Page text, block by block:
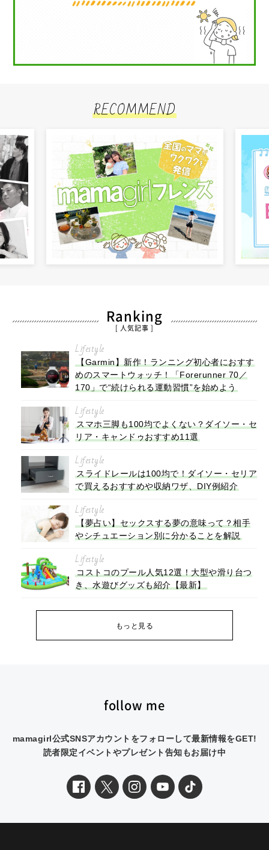
RECOMMEND
Ranking
[ 人気記事 ]
Lifestyle
【Garmin】新作！ランニング初心者におすす
めのスマートウォッチ！「Forerunner 70／
170」で“続けられる運動習慣”を始めよう
Lifestyle
スマホ三脚も100均でよくない？ダイソー・セ
リア・キャンドゥおすすめ11選
Lifestyle
スライドレールは100均で！ダイソー・セリア
で買えるおすすめや収納ワザ、DIY例紹介
Lifestyle
【夢占い】セックスする夢の意味って？相手
やシチュエーション別に分かることを解説
Lifestyle
コストコのプール人気12選！大型や滑り台つ
き、水遊びグッズも紹介【最新】
もっと見る
follow me
mamagirl公式SNSアカウントをフォローして最新情報をGET!
読者限定イベントやプレゼント告知もお届け中